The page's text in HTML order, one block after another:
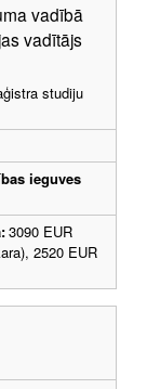
vadībā
vadītājs
studiju
ieguves
3090 EUR
2520 EUR